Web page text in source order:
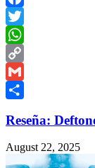
Facebook
Twitter
WhatsApp
Copy
Link
Gmail
Reseña:
August 22, 2025